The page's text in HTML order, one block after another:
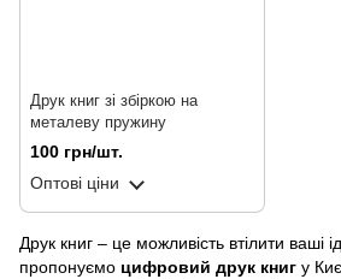
Друк книг зі збіркою на
металеву пружину
100 грн/шт.
Оптові ціни
Друк книг – це можливість втілити ваші
пропонуємо цифровий друк книг у